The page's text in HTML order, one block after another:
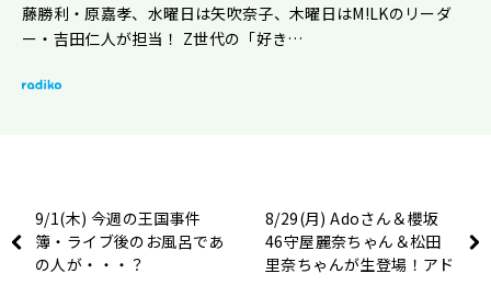
藤勝利・原嘉孝、水曜日は矢吹奈子、木曜日はM!LKのリーダ
ー・吉田仁人が担当！ Z世代の「好き…
9/1(木) 今週の王国事件
簿・ライブ後のお風呂であ
の人が・・・？
8/29(月) Adoさん＆櫻坂
46守屋麗奈ちゃん＆松田
里奈ちゃんが生登場！アド